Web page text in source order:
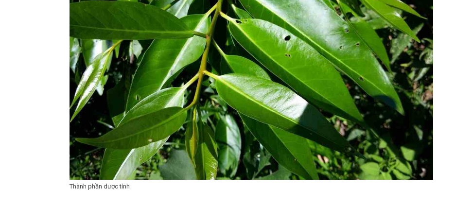
Thành phần dược tính